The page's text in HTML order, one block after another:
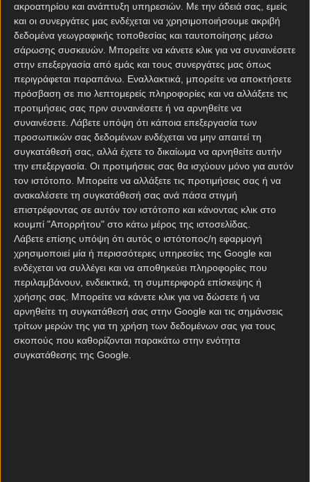
ακροατηρίου και ανάπτυξη υπηρεσιών. Με την άδειά σας, εμείς
και οι συνεργάτες μας ενδέχεται να χρησιμοποιήσουμε ακριβή
δεδομένα γεωγραφικής τοποθεσίας και ταυτοποίησης μέσω
σάρωσης συσκευών. Μπορείτε να κάνετε κλικ για να συναινέσετε
στην επεξεργασία από εμάς και τους συνεργάτες μας όπως
περιγράφεται παραπάνω. Εναλλακτικά, μπορείτε να αποκτήσετε
πρόσβαση σε πιο λεπτομερείς πληροφορίες και να αλλάξετε τις
προτιμήσεις σας πριν συναινέσετε ή να αρνηθείτε να
συναινέσετε. Λάβετε υπόψη ότι κάποια επεξεργασία των
προσωπικών σας δεδομένων ενδέχεται να μην απαιτεί τη
συγκατάθεσή σας, αλλά έχετε το δικαίωμα να αρνηθείτε αυτήν
την επεξεργασία. Οι προτιμήσεις σας θα ισχύουν μόνο για αυτόν
τον ιστότοπο. Μπορείτε να αλλάξετε τις προτιμήσεις σας ή να
ανακαλέσετε τη συγκατάθεσή σας ανά πάσα στιγμή
επιστρέφοντας σε αυτόν τον ιστότοπο και κάνοντας κλικ στο
κουμπί "Απορρήτου" στο κάτω μέρος της ιστοσελίδας.
Λάβετε επίσης υπόψη ότι αυτός ο ιστότοπος/η εφαρμογή
χρησιμοποιεί μία ή περισσότερες υπηρεσίες της Google και
ενδέχεται να συλλέγει και να αποθηκεύει πληροφορίες που
περιλαμβάνουν, ενδεικτικά, τη συμπεριφορά επίσκεψης ή
χρήσης σας. Μπορείτε να κάνετε κλικ για να δώσετε ή να
αρνηθείτε τη συγκατάθεσή σας στην Google και τις σημάνσεις
τρίτων μερών της για τη χρήση των δεδομένων σας για τους
σκοπούς που καθορίζονται παρακάτω στην ενότητα
συγκατάθεσης της Google.
Πολλοί παραπονιούνται πως ο τίτλος «χειρότερη
κινηματογραφική χρονιά», όσον αφορά τον 21ο
αιώνα, θα έπρεπε να πάει στο 2005. Εδώ στον
Σπεσιαλίστα έχουμε άποψη και διαφωνούμε κάθετα
με αυτό για πολλούς λόγους που θα ονοματίσουμε.
Πρώτα απ’ όλα, το έτος που βγαίνει το «Batman
Begins» δεν είναι δυνατό να τοποθετείται σε τέτοια
λίστα. Και όχι μόνο. Το cult «V for Vendetta» του
Τζέιμς Μακτίγκ καθώς και δύο ταινίες με τον Τζέικ
Τζίλενχαλ, το «Brokeback Mountain» και το
«Jarhead» κυκλοφόρησαν όλα την ίδια χρονιά που η
Λίβερπουλ πραγματοποιούσε το «θαύμα της
Πόλης».
Τέλος, δεν ξεχνάμε το προσωπικά αγαπημένο μας
«Lord of War» με πρωταγωνιστή τον Νίκολας Κέιτζ.
Την εποχή που από τη μία έκανε τον έμπορο όπλων
και από την άλλη τον Johnny Blaze στο «Ghost
Rider».
Βάλουρ – Φραμ Ρέικιαβικ